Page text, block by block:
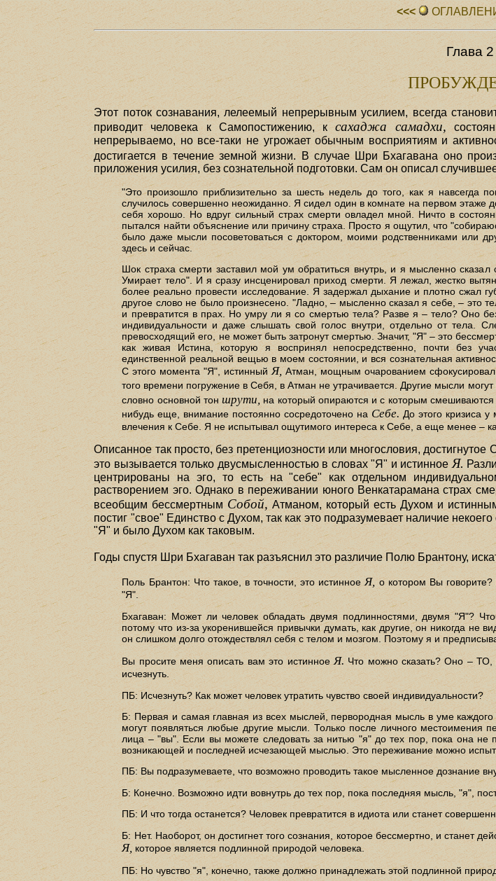
<<<
Глава 2
Этот поток сознавания, лелеемый непрерывным усилием, всегда
приводит человека к Самопостижению, к сахаджа самадхи,
непрерываемо, но все-таки не угрожает обычным восприятиям и
достигается в течение земной жизни. В случае Шри Бхагавана оно
приложения усилия, без сознательной подготовки. Сам он описал
"Это произошло приблизительно за шесть недель до того, как я
случилось совершенно неожиданно. Я сидел один в комнате на первом этаже
себя хорошо. Но вдруг сильный страх смерти овладел мной. Ничто в
пытался найти объяснение или причину страха. Просто я ощутил, что
было даже мысли посоветоваться с доктором, моими родственниками или
здесь и сейчас.
Шок страха смерти заставил мой ум обратиться внутрь, и я мысленно
Умирает тело". И я сразу инсценировал приход смерти. Я лежал, жестко
более реально провести исследование. Я задержал дыхание и плотно сжал
другое слово не было произнесено. "Ладно, – мысленно сказал я себе, – это
и превратится в прах. Но умру ли я со смертью тела? Разве я – тело? Оно
индивидуальности и даже слышать свой голос внутри, отдельно от тела.
превосходящий его, не может быть затронут смертью. Значит, "Я" – это
как живая Истина, которую я воспринял непосредственно, почти без
единственной реальной вещью в моем состоянии, и вся сознательная
С этого момента "Я", истинныйЯ,Атман, мощным очарованием
того времени погружение в Себя, в Атман не утрачивается. Другие мысли
словно основной тоншрути, на который опираются и с которым смешиваются
нибудь еще, внимание постоянно сосредоточено на Себе. До этого кризиса
влечения к Себе. Я не испытывал ощутимого интереса к Себе, а еще менее –
Описанное так просто, без претенциозности или многословия,
это вызывается только двусмысленностью в словах "Я" и истинное Я.
центрированы на эго, то есть на "себе" как отдельном
растворением эго. Однако в переживании юного Венкатарамана страх
всеобщим бессмертным Собой, Атманом, который есть Духом и
постиг "свое" Единство с Духом, так как это подразумевает наличие
"Я" и было Духом как таковым.
Годы спустя Шри Бхагаван так разъяснил это различие Полю Брантону,
Поль Брантон: Что такое, в точности, это истинноеЯ, о котором Вы
"Я".
Бхагаван: Может ли человек обладать двумя подлинностями, двумя "Я"?
потому что из-за укоренившейся привычки думать, как другие, он никогда не
он слишком долго отождествлял себя с телом и мозгом. Поэтому я и
Вы просите меня описать вам это истинное Я. Что можно сказать? Оно – ТО,
исчезнуть.
ПБ: Исчезнуть? Как может человек утратить чувство своей индивидуальности?
Б: Первая и самая главная из всех мыслей, первородная мысль в уме
могут появляться любые другие мысли. Только после личного местоимения
лица – "вы". Если вы можете следовать за нитью "я" до тех пор, пока она не
возникающей и последней исчезающей мыслью. Это переживание можно
ПБ: Вы подразумеваете, что возможно проводить такое мысленное дознание
Б: Конечно. Возможно идти вовнутрь до тех пор, пока последняя мысль, "я",
ПБ: И что тогда останется? Человек превратится в идиота или станет
Б: Нет. Наоборот, он достигнет того сознания, которое бессмертно, и станет
Я, которое является подлинной природой человека.
ПБ: Но чувство "я", конечно, также должно принадлежать этой подлинной